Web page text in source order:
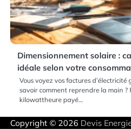
Dimensionnement solaire :
idéale selon votre
Vous voyez vos factures
savoir comment reprendre la main ?
kilowattheure payé…
Copyright © 2026 Devis